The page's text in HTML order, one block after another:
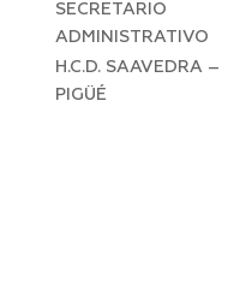
SECRETARIO
ADMINISTRATIVO
H.C.D. SAAVEDRA –
PIGÜÉ